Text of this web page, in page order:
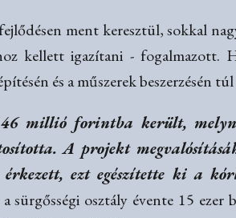
ment keresztül, sokkal
kellett igazítani - fogalmazott.
és a műszerek beszerzésén
millió forintba került,
A projekt
ezt egészítette ki a
sürgősségi osztály évente 15